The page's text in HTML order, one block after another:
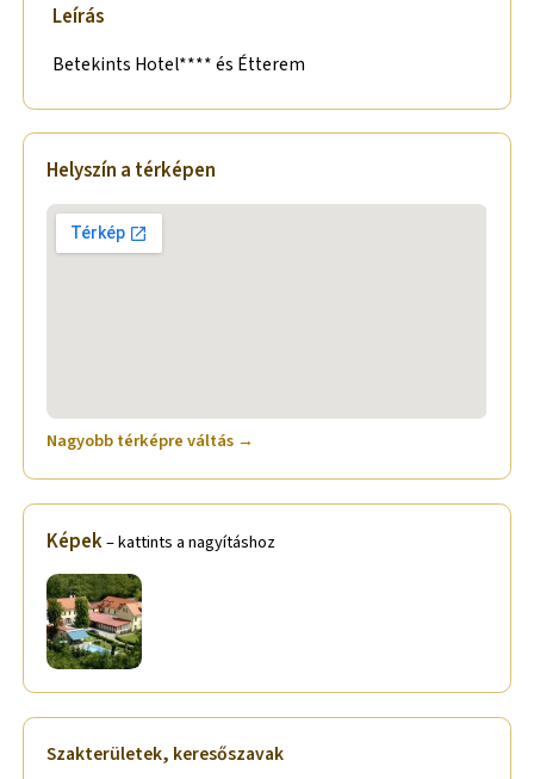
Leírás
Betekints Hotel**** és Étterem
Helyszín a térképen
Nagyobb térképre váltás →
Képek– kattints a nagyításhoz
Szakterületek, keresőszavak